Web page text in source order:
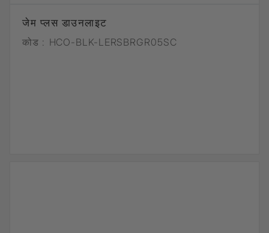
जेम प्लस डाउनलाइट
कोड : HCO-BLK-LERSBRGR05SC